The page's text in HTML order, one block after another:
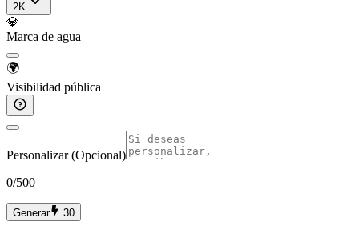
2K
💎
Marca de agua
🌍
Visibilidad pública
Personalizar (Opcional)
0/500
Generar 30